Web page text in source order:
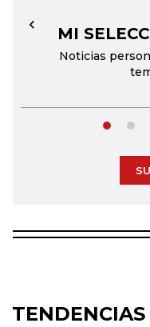
MI
Noticias
←
TENDENCIAS